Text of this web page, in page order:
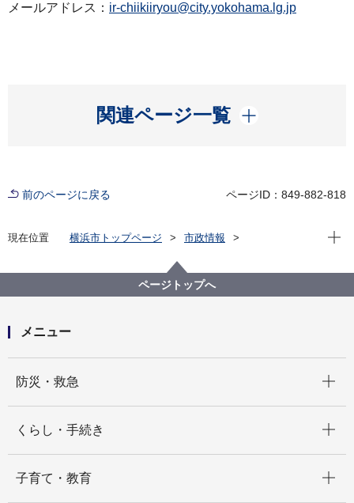
メールアドレス： ir-chiikiiryou@city.yokohama.lg.jp
関連ページ一覧
開く
前のページに戻る ページID：849-882-818
現在位置 横浜市トップページ
市政情報
小学生向け医療体験プログラム「医療のお仕事を体験
しよう2026」を開催します
現在
ページトップへ
メニュー
防災・救急
くらし・手続き
子育て・教育